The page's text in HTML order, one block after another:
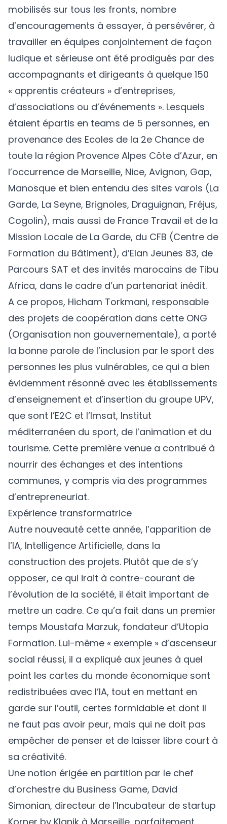
mobilisés sur tous les fronts, nombre
d’encouragements à essayer, à persévérer, à
travailler en équipes conjointement de façon
ludique et sérieuse ont été prodigués par des
accompagnants et dirigeants à quelque 150
« apprentis créateurs » d’entreprises,
d’associations ou d’événements ». Lesquels
étaient épartis en teams de 5 personnes, en
provenance des Ecoles de la 2e Chance de
toute la région Provence Alpes Côte d’Azur, en
l’occurrence de Marseille, Nice, Avignon, Gap,
Manosque et bien entendu des sites varois (La
Garde, La Seyne, Brignoles, Draguignan, Fréjus,
Cogolin), mais aussi de France Travail et de la
Mission Locale de La Garde, du CFB (Centre de
Formation du Bâtiment), d’Elan Jeunes 83, de
Parcours SAT et des invités marocains de Tibu
Africa, dans le cadre d’un partenariat inédit.
A ce propos, Hicham Torkmani, responsable
des projets de coopération dans cette ONG
(Organisation non gouvernementale), a porté
la bonne parole de l’inclusion par le sport des
personnes les plus vulnérables, ce qui a bien
évidemment résonné avec les établissements
d’enseignement et d’insertion du groupe UPV,
que sont l’E2C et l’Imsat, Institut
méditerranéen du sport, de l’animation et du
tourisme. Cette première venue a contribué à
nourrir des échanges et des intentions
communes, y compris via des programmes
d’entrepreneuriat.
Expérience transformatrice
Autre nouveauté cette année, l’apparition de
l’IA, Intelligence Artificielle, dans la
construction des projets. Plutôt que de s’y
opposer, ce qui irait à contre-courant de
l’évolution de la société, il était important de
mettre un cadre. Ce qu’a fait dans un premier
temps Moustafa Marzuk, fondateur d’Utopia
Formation. Lui-même « exemple » d’ascenseur
social réussi, il a expliqué aux jeunes à quel
point les cartes du monde économique sont
redistribuées avec l’IA, tout en mettant en
garde sur l’outil, certes formidable et dont il
ne faut pas avoir peur, mais qui ne doit pas
empêcher de penser et de laisser libre court à
sa créativité.
Une notion érigée en partition par le chef
d’orchestre du Business Game, David
Simonian, directeur de l’Incubateur de startup
Korner by Klanik à Marseille, parfaitement